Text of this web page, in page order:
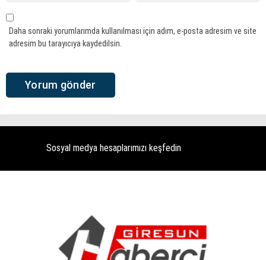
Daha sonraki yorumlarımda kullanılması için adım, e-posta adresim ve site
adresim bu tarayıcıya kaydedilsin.
Sosyal medya hesaplarımızı keşfedin